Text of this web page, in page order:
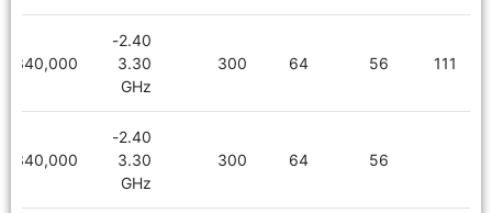
111
56
64
300
2.40-
3.30
GHz
5,340,000
56
64
300
2.40-
3.30
GHz
5,340,000